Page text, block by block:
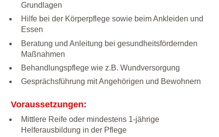
Grundlagen
Hilfe bei der Körperpflege sowie beim Ankleiden und
Essen
Beratung und Anleitung bei gesundheitsfördernden
Maßnahmen
Behandlungspflege wie z.B. Wundversorgung
Gesprächsführung mit Angehörigen und Bewohnern
Voraussetzungen:
Mittlere Reife oder mindestens 1-jährige
Helferausbildung in der Pflege